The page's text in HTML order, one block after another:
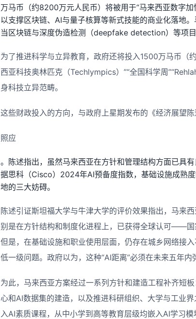
万马币（约8200万元人民币）将被用于“马来西亚数字
以支撑区块链、AI与量子核算等新式技能的商业化落地
当区块链与深度伪造检测（deepfake detection）等项目
为了推进科学与立异教育，政府还将投入1500万马币（
西亚科技奥林匹克（Techlympics）”“全国科学周
身科技立异范畴。
这些财政投入的方向，与政府上星期发布的《经济展望陈
照应
。陈述指出，虽然马来西亚在方针和管理结构方面已具
据思科（Cisco）2024年AI预备度指数，基础设施成熟
地的三大妨碍。
陈述引证斯坦福大学与牛津大学的评价效果指出，马来
别是在方针结构和制度化进程上，已获得全球认可——国
但是，在基础设施和职业使用层面，仍存在城乡网络接
低一级问题。政府以为，这种“AI距离”必须在未来五年内
为此，马来西亚方案经过一系列方针和建造工程补齐短
心和AI数据集的建造，以及推进科研组织、大学与工业
入AI素质课程，从中小学到高等教育层级均嵌入AI学习模